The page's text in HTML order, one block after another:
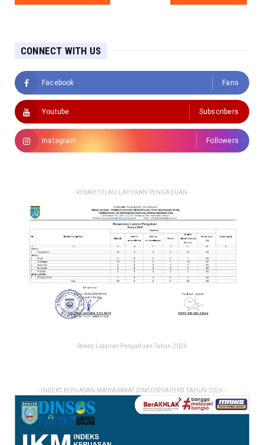
CONNECT WITH US
Facebook Fans
Youtube Subscribers
Instagram Followers
- REKAPITULASI LAPORAN PENGADUAN -
Rekap Laporan Pengaduan Tahun 2026
- INDEKS KEPUASAN MASYARAKAT DINSOSP3AP2KB TAHUN 2026 -